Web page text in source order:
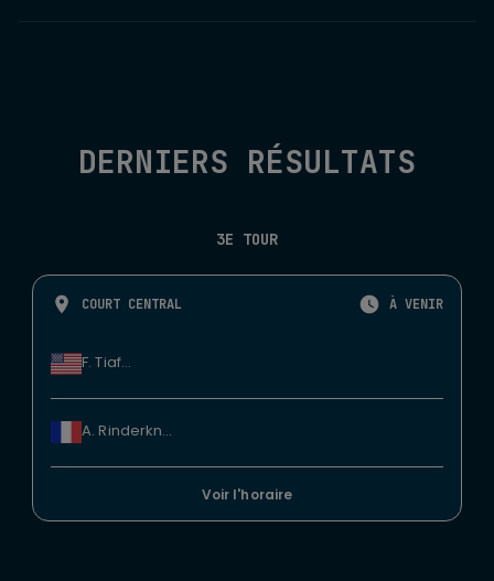
DERNIERS RÉSULTATS
3E TOUR
COURT CENTRAL À VENIR
F. Tiafoe
A. Rinderknech
Voir l'horaire